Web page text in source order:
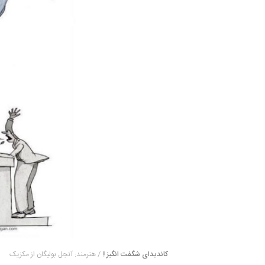
کاندیدای شگفت انگیز ! / هنرمند: آنجل بولیگان از مکزیک